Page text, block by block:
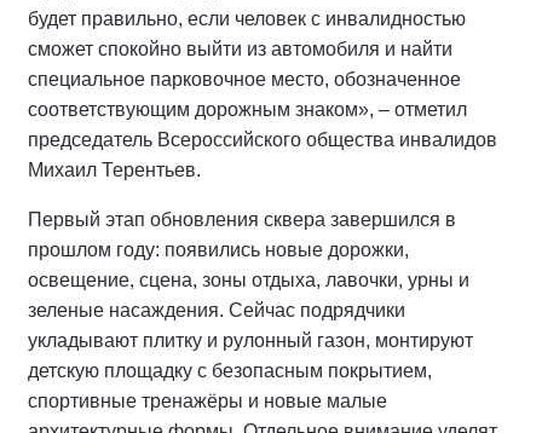
будет правильно, если человек с инвалидностью
сможет спокойно выйти из автомобиля и найти
специальное парковочное место, обозначенное
соответствующим дорожным знаком», – отметил
председатель Всероссийского общества инвалидов
Михаил Терентьев.
Первый этап обновления сквера завершился в
прошлом году: появились новые дорожки,
освещение, сцена, зоны отдыха, лавочки, урны и
зеленые насаждения. Сейчас подрядчики
укладывают плитку и рулонный газон, монтируют
детскую площадку с безопасным покрытием,
спортивные тренажёры и новые малые